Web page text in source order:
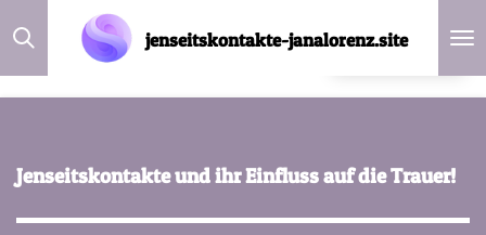
Zum
Hauptinhalt
springen
jenseitskontakte-janalorenz.site
Jenseitskontakte und ihr Einfluss auf die Trauer!
DE